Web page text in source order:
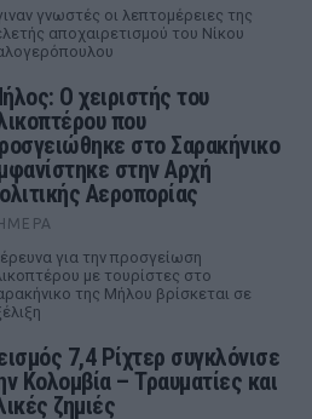
γνωστές οι λεπτομέρειες της
αποχαιρετισμού του Νίκου
Ο χειριστής του
που
στο Σαρακήνικο
στην Αρχή
Αεροπορίας
για την προσγείωση
με τουρίστες στο
της Μήλου βρίσκεται σε
7,4 Ρίχτερ συγκλόνισε
Κολομβία – Τραυματίες και
ζημιές